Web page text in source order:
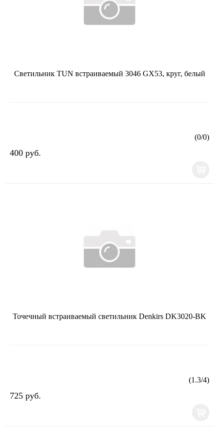
Светильник TUN встраиваемый 3046 GX53, круг, белый
(0/0)
400 руб.
Точечный встраиваемый светильник Denkirs DK3020-BK
(1.3/4)
725 руб.